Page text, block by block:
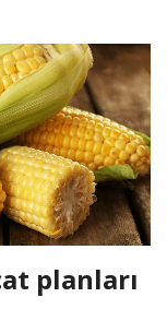
planları